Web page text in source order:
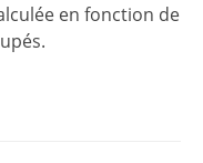
en fonction de